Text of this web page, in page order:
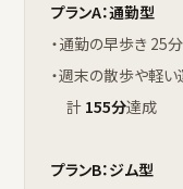
プランA：通勤型
・通勤の早歩き 25
・週末の散歩や軽
計 155分達成
プランB：ジム型